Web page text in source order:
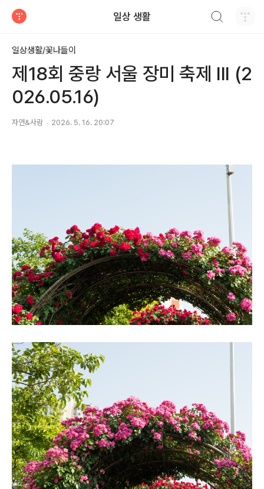
일상 생활
일상생활/꽃나들이
제18회 중랑 서울 장미 축제 III (2
026.05.16)
자연&사람 2026. 5. 16. 20:07